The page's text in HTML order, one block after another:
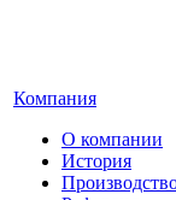
Компания
О компании
История